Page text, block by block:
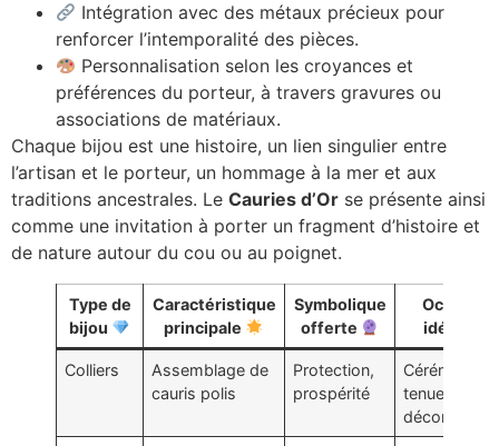
Intégration avec des métaux précieux pour
renforcer l’intemporalité des pièces.
Personnalisation selon les croyances et
préférences du porteur, à travers gravures ou
associations de matériaux.
Chaque bijou est une histoire, un lien singulier entre
l’artisan et le porteur, un hommage à la mer et aux
traditions ancestrales. Le Cauries d’Or se présente ainsi
comme une invitation à porter un fragment d’histoire et
de nature autour du cou ou au poignet.
Type de
bijou
Caractéristique
principale
Symbolique
offerte
Occasion
idéale
Colliers
Assemblage de
cauris polis
Protection,
prospérité
Cérémonies,
tenues